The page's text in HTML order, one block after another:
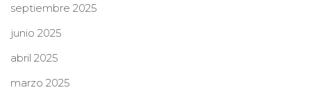
septiembre 2025
junio 2025
abril 2025
marzo 2025